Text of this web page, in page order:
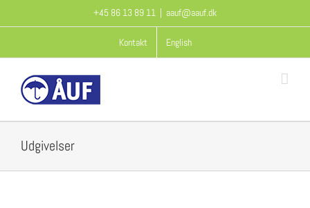
+45 86 13 89 11 aauf@aauf.dk
Kontakt English
Udgivelser